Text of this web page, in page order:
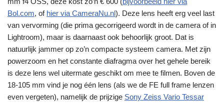
Bol.com, of hier via CameraNu.nl). Deze lens heeft erg veel last
van vervorming (die prima gecorrigeerd wordt in de camera of in
Lightroom), maar is daarnaast ook behoorlijk groot. Dat is
natuurlijk jammer op zo’n compacte systeem camera. Met zijn
powerzoom en het constante diafragma over het gehele bereik
is deze lens wel uitermate geschikt om mee te filmen. Boven de
18-105 mm vind je nog één lens (als we de FE full frame lenzen
even vergeten), namelijk de prijzige Sony Zeiss Vario Tessar